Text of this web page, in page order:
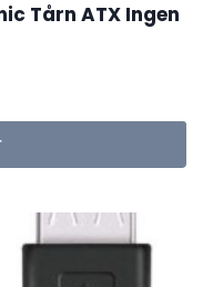
Tårn ATX Ingen